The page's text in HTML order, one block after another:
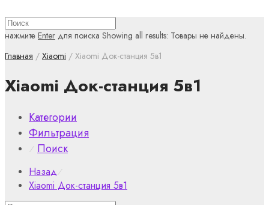
нажмите Enter для поиска Showing all results: Товары не найдены.
Главная / Xiaomi / Xiaomi Док-станция 5в1
Xiaomi Док-станция 5в1
Категории
Фильтрация
⁄ Поиск
Назад⁄
Xiaomi Док-станция 5в1